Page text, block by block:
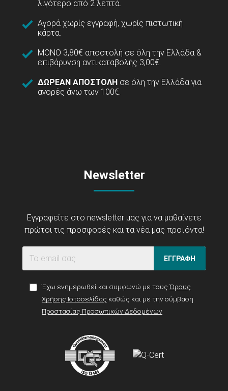
λιγότερο από 2 λεπτά.
Αγορά χωρίς εγγραφή, χωρίς πιστωτική
κάρτα.
ΜΟΝΟ 3,80€ αποστολή σε όλη την Ελλάδα &
επιβάρυνση αντικαταβολής 3,00€.
ΔΩΡΕΑΝ ΑΠΟΣΤΟΛΗ σε όλη την Ελλάδα για
αγορές άνω των 100€.
Newsletter
Εγγραφείτε στο newsletter μας για να μαθαίνετε
πρώτοι τις προσφορές και τα νέα μας προϊόντα!
ΕΓΓΡΑΦΗ
Έχω ενημερωθεί και συμφωνώ με τους Όρους
Χρήσης Ιστοσελίδας καθώς και με την σύμβαση
Προστασίας Προσωπικών Δεδομένων